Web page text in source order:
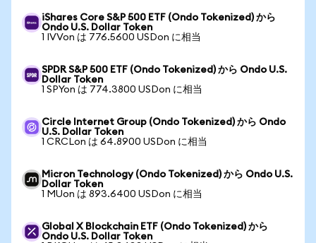
iShares Core S&P 500 ETF (Ondo Tokenized) から
Ondo U.S. Dollar Token
1 IVVon は 776.5600 USDon に相当
SPDR S&P 500 ETF (Ondo Tokenized) から Ondo U.S.
Dollar Token
1 SPYon は 774.3800 USDon に相当
Circle Internet Group (Ondo Tokenized) から Ondo
U.S. Dollar Token
1 CRCLon は 64.8900 USDon に相当
Micron Technology (Ondo Tokenized) から Ondo U.S.
Dollar Token
1 MUon は 893.6400 USDon に相当
Global X Blockchain ETF (Ondo Tokenized) から
Ondo U.S. Dollar Token